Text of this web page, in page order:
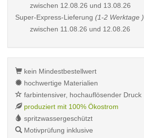
zwischen 12.08.26 und 13.08.26
Super-Express-Lieferung (1-2 Werktage )
zwischen 11.08.26 und 12.08.26
kein Mindestbestellwert
hochwertige Materialien
farbintensiver, hochauflösender Druck
produziert mit 100% Ökostrom
spritzwassergeschützt
Motivprüfung inklusive